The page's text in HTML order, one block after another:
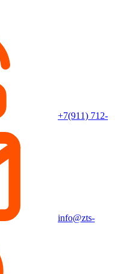
+7(911) 712-
info@zts-